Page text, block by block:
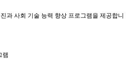
과 사회 기술 능력 향상 프로그램을 제공합니
램